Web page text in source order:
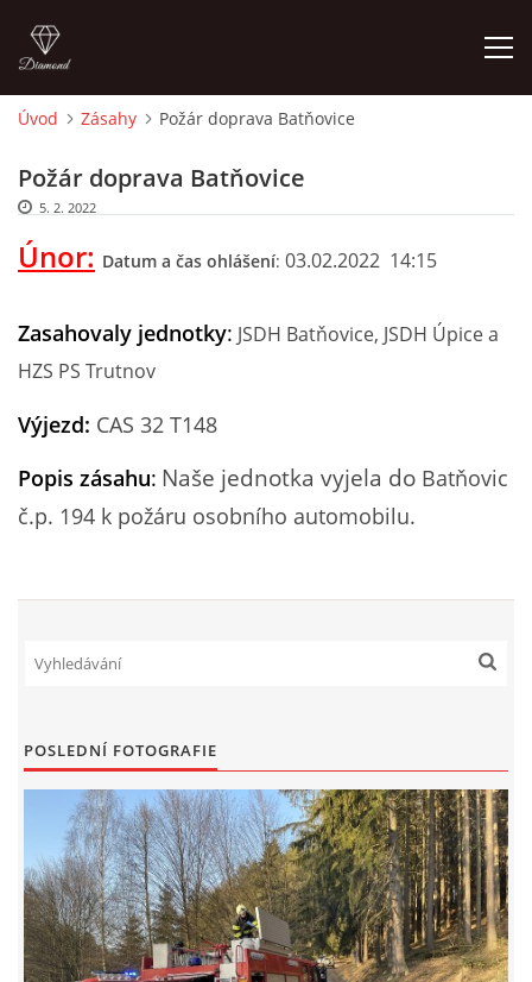
HISTORIE
ČLENOVÉ
ZÁSAHY
CVIČENÍ
© 2026 eStránky.cz
Úvod Zásahy Požár doprava Batňovice
Požár doprava Batňovice
5. 2. 2022
Únor: Datum a čas ohlášení: 03.02.2022 14:15
Zasahovaly jednotky: JSDH Batňovice, JSDH Úpice a
HZS PS Trutnov
Výjezd: CAS 32 T148
Popis zásahu: Naše jednotka vyjela do Batňovic
č.p. 194 k požáru osobního automobilu.
POSLEDNÍ FOTOGRAFIE